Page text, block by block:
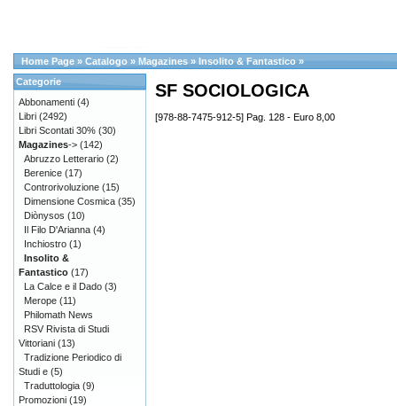
Home Page » Catalogo » Magazines » Insolito & Fantastico »
SF SOCIOLOGICA
[978-88-7475-912-5] Pag. 128 - Euro 8,00
Categorie
Abbonamenti (4)
Libri (2492)
Libri Scontati 30% (30)
Magazines-> (142)
Abruzzo Letterario (2)
Berenice (17)
Controrivoluzione (15)
Dimensione Cosmica (35)
Diònysos (10)
Il Filo D'Arianna (4)
Inchiostro (1)
Insolito &
Fantastico (17)
La Calce e il Dado (3)
Merope (11)
Philomath News
RSV Rivista di Studi
Vittoriani (13)
Tradizione Periodico di
Studi e (5)
Traduttologia (9)
Promozioni (19)